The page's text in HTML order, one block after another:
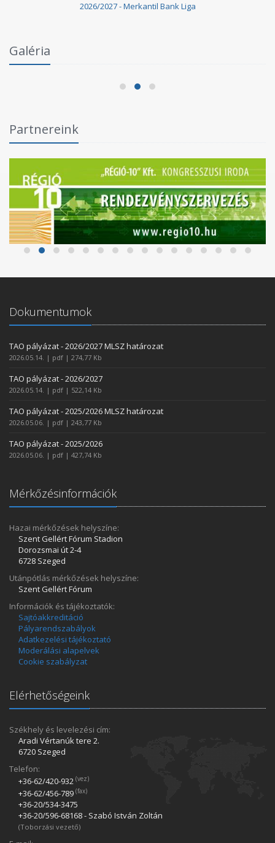
2026/2027 - Merkantil Bank Liga
Galéria
Partnereink
Dokumentumok
TAO pályázat - 2026/2027 MLSZ határozat
2026.05.14. | pdf | 274,77 Kb
TAO pályázat - 2026/2027
2026.05.14. | pdf | 522,14 Kb
TAO pályázat - 2025/2026 MLSZ határozat
2026.05.06. | pdf | 243,77 Kb
TAO pályázat - 2025/2026
2026.05.06. | pdf | 427,74 Kb
Mérkőzésinformációk
Hazai mérkőzések helyszíne:
Szent Gellért Fórum Stadion
Dorozsmai út 2-4
6728 Szeged
Utánpótlás mérkőzések helyszíne:
Szent Gellért Fórum
Információk és tájékoztatók:
Sajtóakkreditáció
Pályarendszabályok
Adatkezelési tájékoztató
Moderálási alapelvek
Cookie szabályzat
Elérhetőségeink
Székhely és levelezési cím:
Aradi Vértanúk tere 2.
6720 Szeged
Telefon:
+36-62/420­-932 (vez)
+36-62/456­-789 (fax)
+36-20/534­-3475
+36-20/596­-68168 - Szabó István Zoltán
(Toborzási vezető)